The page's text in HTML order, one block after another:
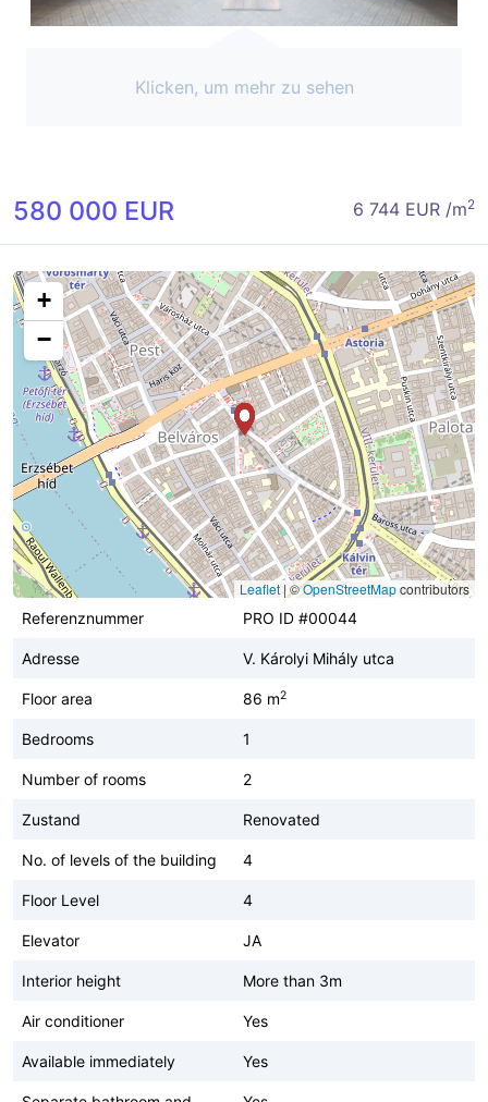
Klicken, um mehr zu sehen
580 000 EUR 6 744 EUR /m2
+
−
Leaflet|©OpenStreetMapcontributors
Referenznummer
PRO ID #00044
Adresse V. Károlyi Mihály utca
Floor area 86 m2
Bedrooms 1
Number of rooms 2
Zustand Renovated
No. of levels of the building 4
Floor Level 4
Elevator JA
Interior height More than 3m
Air conditioner Yes
Available immediately Yes